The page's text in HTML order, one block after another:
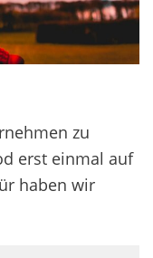
zu
erst einmal auf
haben wir